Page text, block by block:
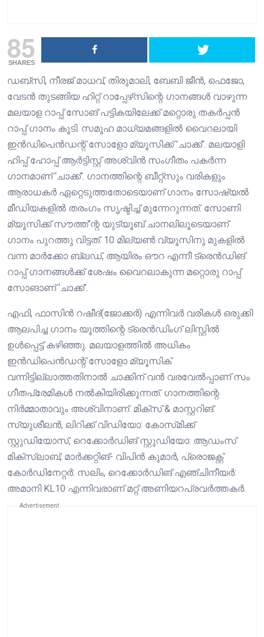
85
SHARES
ഡബ്സി, നീരജ് മാധവ്, തിരുമാലി, ബേബി ജീൻ, ഫെജോ,
വേടൻ തുടങ്ങിയ ഹിറ്റ് റാപ്പേഴ്‌സിന്റെ ഗാനങ്ങൾ വാഴുന്ന
മലയാള റാപ്പ് സോങ് പട്ടികയിലേക്ക് മറ്റൊരു തകർപ്പൻ
റാപ്പ് ഗാനം കൂടി. സമൂഹ മാധ്യമങ്ങളിൽ വെെറലായി
ഇൻഡിപെൻഡന്റ് സോളോ മ്യൂസിക്ക് ‌’ചാക്ക്’. മലയാളി
ഹിപ്പ് ഹോപ്പ് ആർട്ടിസ്റ്റ് അശ്വിൻ സംഗീതം പകർന്ന ​
ഗാനമാണ് ‘ചാക്ക്’. ഗാനത്തിന്റെ ബീറ്റ്സും വരികളും
ആരാധകർ ഏറ്റെടുത്തതോടെയാണ് ഗാനം സോഷ്യൽ
മീഡിയകളിൽ തരംഗം സൃഷ്ടിച്ച് മുന്നേറുന്നത്. സോണി
മ്യൂസിക്ക് സൗത്ത്’ന്റ യുട്യൂബ് ചാനലിലൂടെയാണ് ​
ഗാനം പുറത്തു വിട്ടത്. 10 മില്യൺ വ്യൂസിനു മുകളിൽ
വന്ന മാർക്കോ ബ്ലഡ്, ആയിരം ഔറ എന്നീ ട്രെൻഡിങ്
റാപ്പ് ഗാനങ്ങൾക്ക് ശേഷം വൈറലാകുന്ന മറ്റൊരു റാപ്പ്
സോങാണ് ‘ചാക്ക്’.
എഫി, ഫാസിൻ റഷീദ്(ജോക്കർ) എന്നിവർ വരികൾ ഒരുക്കി
ആലപിച്ച ഗാനം യൂത്തിന്റെ ട്രെൻഡിം​ഗ് ലിസ്റ്റിൽ
ഉൾപ്പെട്ട് കഴിഞ്ഞു. മലയാളത്തിൽ അധികം
ഇൻഡിപെൻഡന്റ് സോളോ മ്യൂസിക്
വന്നിട്ടില്ലാത്തതിനാൽ ചാക്കിന് വൻ വരവേൽപ്പാണ് സം​
ഗീതപ്രേമികൾ നൽകിയിരിക്കുന്നത്. ​ഗാനത്തിന്റെ
നിർമ്മാതാവും അശ്വിനാണ്. മിക്സ് & മാസ്റ്ററിങ്:
സ്‍യുശീലൻ, ലിറിക്ക് വിഡിയോ: കോസ്‌മിക്ക്
സ്റ്റുഡിയോസ്, റെക്കോർഡിങ് സ്റ്റുഡിയോ: ആഡംസ്
മിക്സ്ലാബ്, മാർക്കറ്റിങ്- വിപിൻ കുമാർ, പ്രൊജക്റ്റ്
കോർഡിനേറ്റർ: സലിം, റെക്കോർഡിങ് എഞ്ചിനീയർ:
അമാനി KL10 എന്നിവരാണ് മറ്റ് അണിയറപ്രവർത്തകർ.
Advertisement